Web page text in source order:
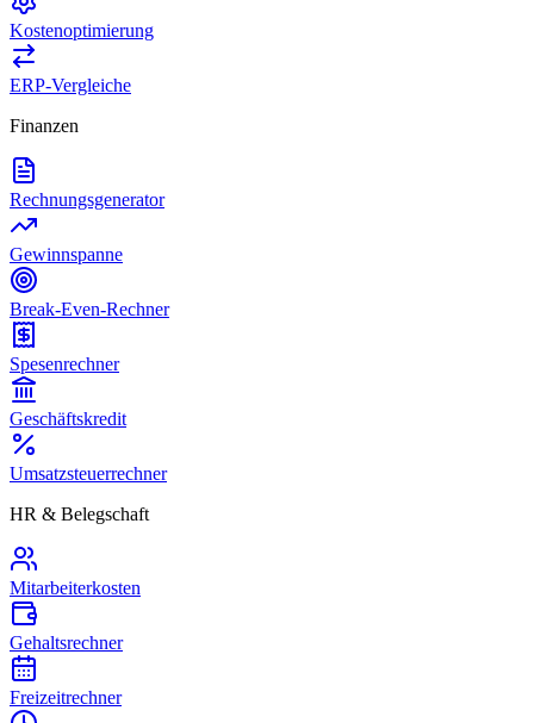
Kostenoptimierung
ERP-Vergleiche
Finanzen
Rechnungsgenerator
Gewinnspanne
Break-Even-Rechner
Spesenrechner
Geschäftskredit
Umsatzsteuerrechner
HR & Belegschaft
Mitarbeiterkosten
Gehaltsrechner
Freizeitrechner